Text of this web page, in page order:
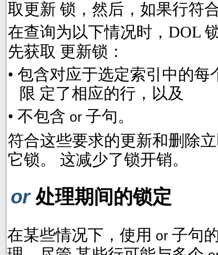
取更新 锁，然后，如果行符
在查询为以下情况时， DOL
先获取 更新锁：
•包含对应于选定索引中的
限 定了相应的行，以及
•不包含 or子句。
符合这些要求的更新和删除
它锁。 这减少了锁开销。
or处理期间的锁定
在某些情况下，使用 or 子句